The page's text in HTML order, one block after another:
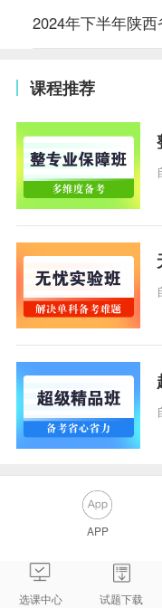
2024年下半年陕
课程推荐
APP
选课中心 试题下载